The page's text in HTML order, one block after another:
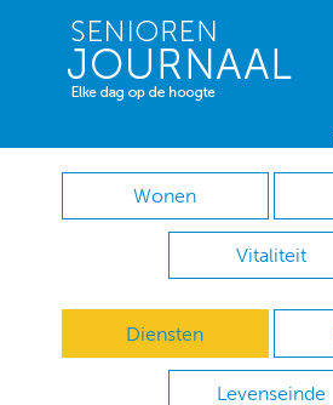
Wonen
Vitaliteit
Diensten
Levenseinde